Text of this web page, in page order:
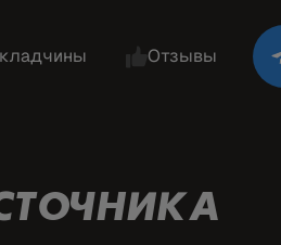
Отзывы